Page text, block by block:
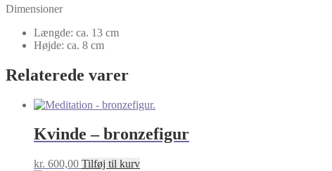
Dimensioner
Længde: ca. 13 cm
Højde: ca. 8 cm
Relaterede varer
Kvinde – bronzefigur
kr. 600,00 Tilføj til kurv